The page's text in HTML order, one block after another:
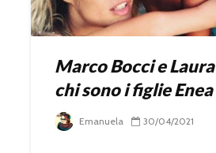
Marco Bocci e
chi sono i figlie Enea
Emanuela 30/04/2021